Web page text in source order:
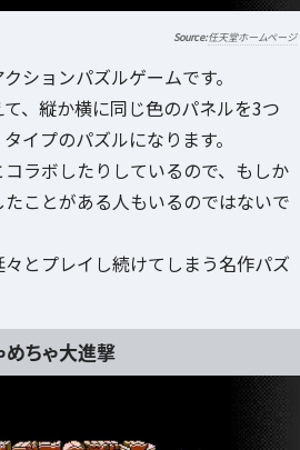
任天堂ホームページ
ションパズルゲームです。
、縦か横に同じ色のパネルを3つ
イプのパズルになります。
ラボしたりしているので、もしか
ことがある人もいるのではないで
とプレイし続けてしまう名作パズ
めちゃ大進撃